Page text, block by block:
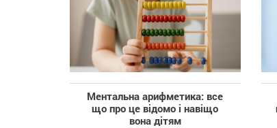
Ментальна арифметика: все
що про це відомо і навіщо
вона дітям